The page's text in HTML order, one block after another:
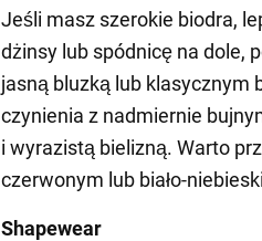
Jeśli masz szerokie biodra,
dżinsy lub spódnicę na dole,
jasną bluzką lub klasycznym
czynienia z nadmiernie
i wyrazistą bielizną. Warto
czerwonym lub biało-
Shapewear